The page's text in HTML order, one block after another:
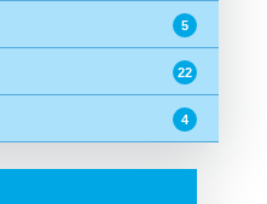
5
22
4